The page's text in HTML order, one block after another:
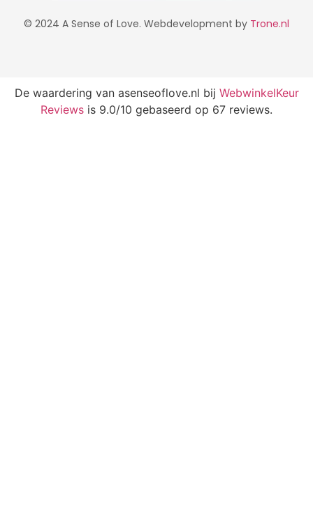
© 2024 A Sense of Love. Webdevelopment by Trone.nl
De waardering van asenseoflove.nl bij WebwinkelKeur
Reviews is 9.0/10 gebaseerd op 67 reviews.